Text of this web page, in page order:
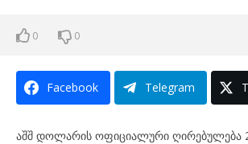
0 0
Facebook Telegram
აშშ დოლარის ოფიციალური ღირებულება